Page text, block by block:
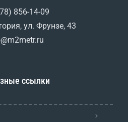
856-14-09
ул. Фрунзе, 43
ссылки